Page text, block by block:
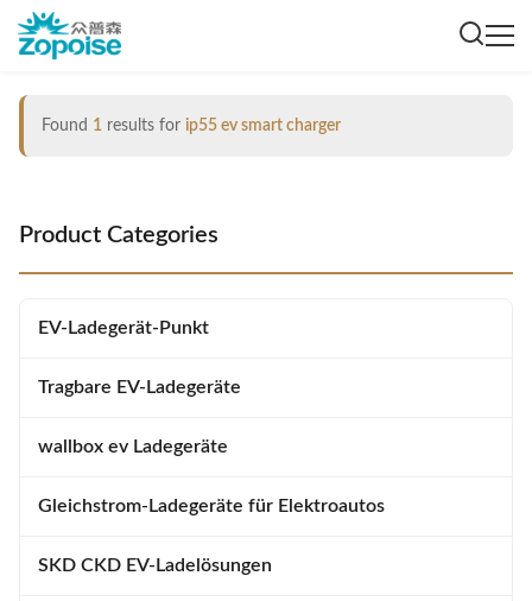
Found 1 results for ip55 ev smart charger
Product Categories
EV-Ladegerät-Punkt
Tragbare EV-Ladegeräte
wallbox ev Ladegeräte
Gleichstrom-Ladegeräte für Elektroautos
SKD CKD EV-Ladelösungen